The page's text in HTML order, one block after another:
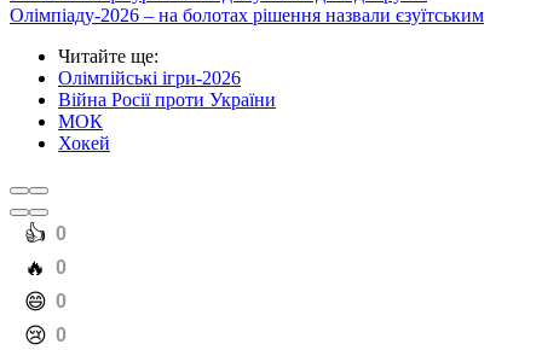
Олімпіаду-2026 – на болотах рішення назвали єзуїтським
Читайте ще:
Олімпійські ігри-2026
Війна Росії проти України
МОК
Хокей
️👍 0
️🔥 0
️😄 0
️😢 0